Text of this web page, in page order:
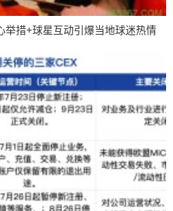
举措+球星互动引爆当地球迷热情